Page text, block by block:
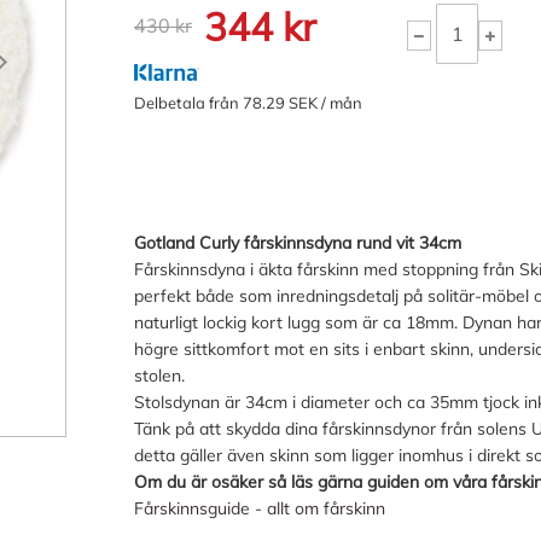
430 kr 344 kr
Delbetala från 78.29 SEK / mån
Gotland Curly fårskinnsdyna rund vit 34cm
Fårskinnsdyna i äkta fårskinn med stoppning från
perfekt både som inredningsdetalj på solitär-möbel
naturligt lockig kort lugg som är ca 18mm. Dynan
högre sittkomfort mot en sits i enbart skinn,
stolen.
Stolsdynan är 34cm i diameter och ca 35mm tjock
Tänk på att skydda dina fårskinnsdynor från
detta gäller även skinn som ligger inomhus i direkt
Om du är osäker så läs gärna guiden om våra
Fårskinnsguide - allt om fårskinn